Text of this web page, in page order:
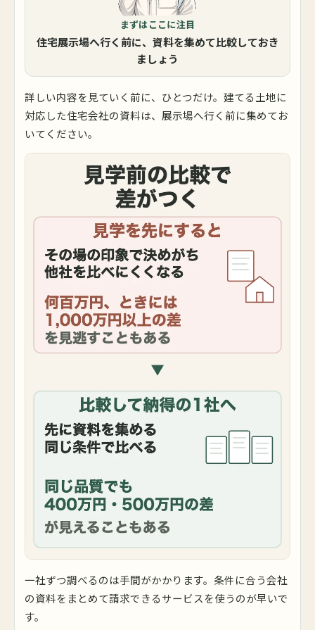
まずはここに注目
住宅展示場へ行く前に、資料を集めて比較しておき
ましょう
詳しい内容を見ていく前に、ひとつだけ。建てる土地に
対応した住宅会社の資料は、展示場へ行く前に集めてお
いてください。
一社ずつ調べるのは手間がかかります。条件に合う会社
の資料をまとめて請求できるサービスを使うのが早いで
す。